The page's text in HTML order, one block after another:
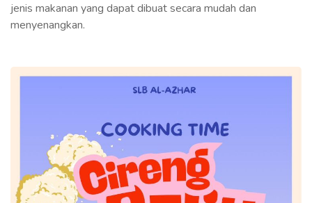
jenis makanan yang dapat dibuat secara mudah dan
menyenangkan.